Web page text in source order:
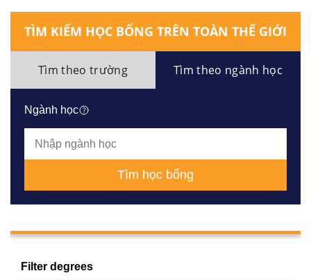
TÌM KIẾM HỌC BỔNG TRÊN TOÀN THẾ GIỚI
Tìm theo trường Tìm theo ngành học
Ngành học
Tìm học bổng
Filter degrees